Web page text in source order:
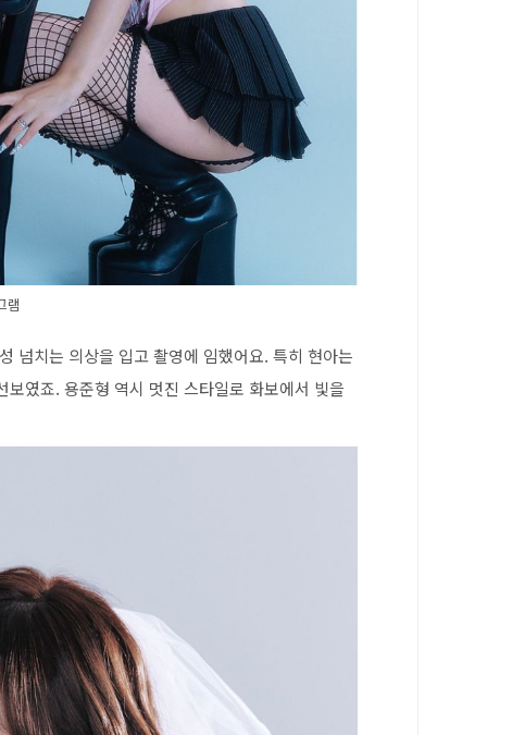
램
넘치는 의상을 입고 촬영에 임했어요. 특히 현아는
였죠. 용준형 역시 멋진 스타일로 화보에서 빛을